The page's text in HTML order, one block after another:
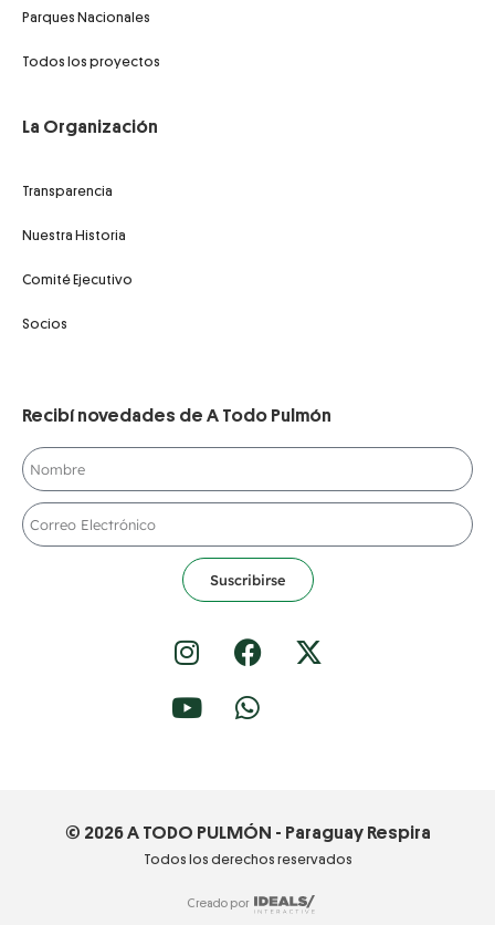
Parques Nacionales
Todos los proyectos
La Organización
Transparencia
Nuestra Historia
Comité Ejecutivo
Socios
Recibí novedades de A Todo Pulmón
Suscribirse
© 2026 A TODO PULMÓN - Paraguay Respira
Todos los derechos reservados
Creado por